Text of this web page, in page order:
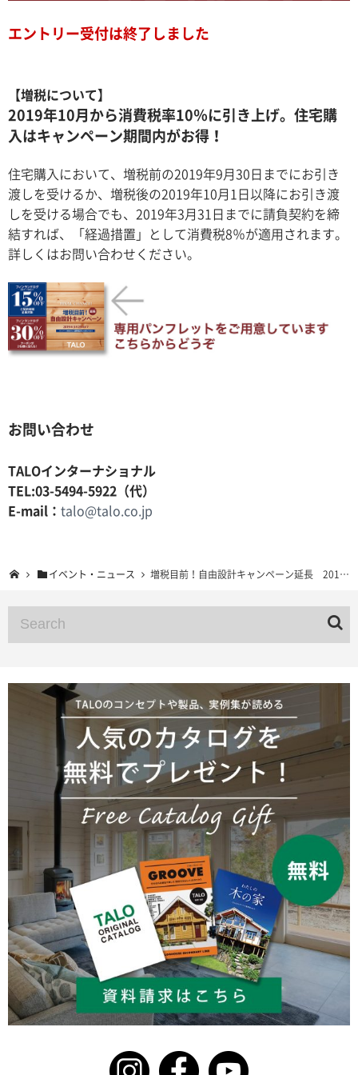
エントリー受付は終了しました
【増税について】
2019年10月から消費税率10％に引き上げ。住宅購
入はキャンペーン期間内がお得！
住宅購入において、増税前の2019年9月30日までにお引き
渡しを受けるか、増税後の2019年10月1日以降にお引き渡
しを受ける場合でも、2019年3月31日までに請負契約を締
結すれば、「経過措置」として消費税8％が適用されます。
詳しくはお問い合わせください。
お問い合わせ
TALOインターナショナル
TEL:03-5494-5922（代）
E-mail： talo@talo.co.jp
イベント・ニュース 増税目前！自由設計キャンペーン延長 2019年3月29日まで